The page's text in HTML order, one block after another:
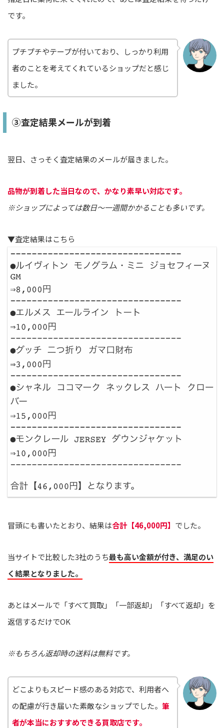
です。
プチプチやテープが付いており、しっかり利用
者のことを考えてくれているショップだと感じ
ました。
③査定結果メールが到着
翌日、さっそく査定結果のメールが届きました。
品物が到着した当日なので、かなり素早い対応です。
※ショップによっては数日〜一週間かかることも多いです。
▼査定結果はこちら
冒頭にも書いたとおり、結果は合計【46,000円】 でした。
当サイトで比較した3社のうち最も高い金額が付き、満足のい
く結果となりました。
あとはメールで「すべて買取」「一部返却」「すべて返却」を
返信するだけでOK
※もちろん返却時の送料は無料です。
どこよりもスピード感のある対応で、利用者へ
の配慮が行き届いた素敵なショップでした。 筆
者が本当におすすめできる買取店です。